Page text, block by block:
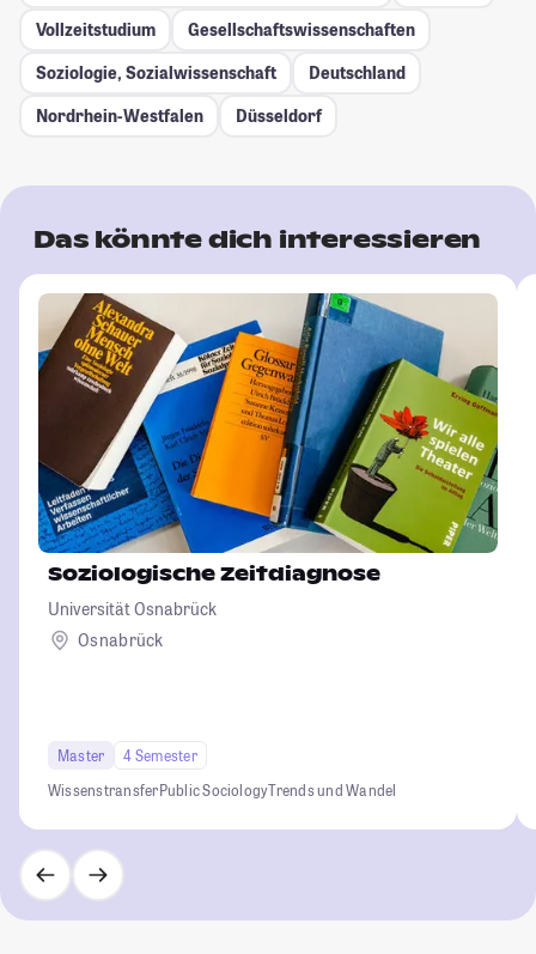
Vollzeitstudium
Gesellschafts­wissenschaften
Soziologie, Sozialwissenschaft
Deutschland
Nordrhein-Westfalen
Düsseldorf
Das könnte dich interessieren
Soziologische Zeitdiagnose
Universität Osnabrück
Osnabrück
Master
4 Semester
WissenstransferPublic SociologyTrends und Wandel